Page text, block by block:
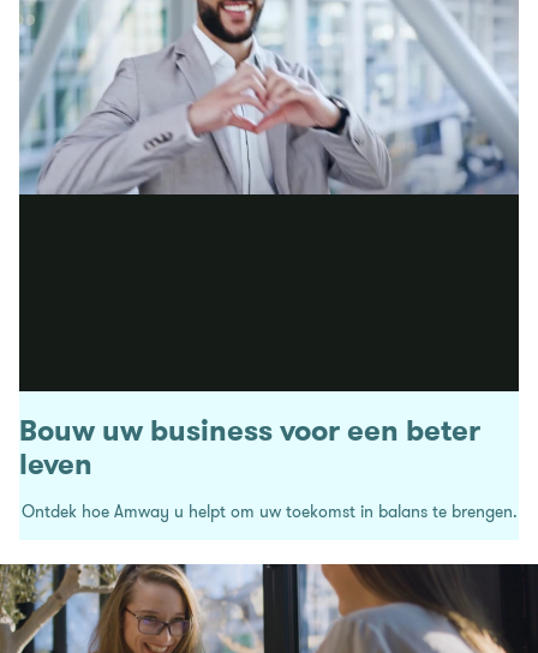
Bouw uw business voor een beter
leven
Ontdek hoe Amway u helpt om uw toekomst in balans te brengen.